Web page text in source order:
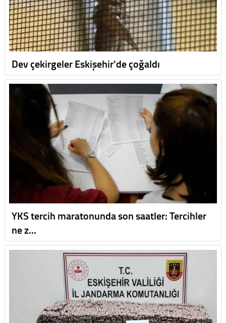
Dev çekirgeler Eskişehir'de çoğaldı
YKS tercih maratonunda son saatler: Tercihler
ne z…